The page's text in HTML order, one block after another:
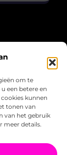
om te
een betere en
kunnen
tonen van
van het gebruik
meer details.
liefde voor